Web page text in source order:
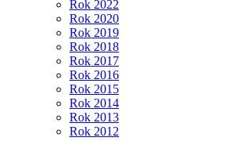
Rok 2022
Rok 2020
Rok 2019
Rok 2018
Rok 2017
Rok 2016
Rok 2015
Rok 2014
Rok 2013
Rok 2012